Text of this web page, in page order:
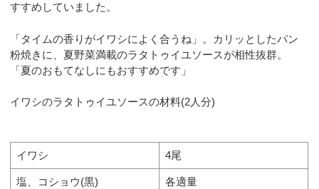
すすめしていました。
「タイムの香りがイワシによく合うね」。カリッとしたパン
粉焼きに、夏野菜満載のラタトゥイユソースが相性抜群。
「夏のおもてなしにもおすすめです」
イワシのラタトゥイユソースの材料(2人分)
イワシ 4尾
塩、コショウ(黒) 各適量